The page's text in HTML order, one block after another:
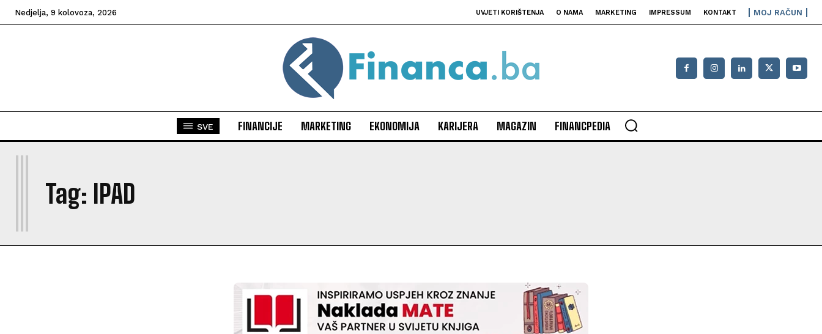
Nedjelja, 9 kolovoza, 2026 UVJETI KORIŠTENJA O NAMA MARKETING IMPRESSUM KONTAKT MOJ RAČUN
SVE FINANCIJE MARKETING EKONOMIJA KARIJERA MAGAZIN FINANCPEDIA
Tag: IPAD
I